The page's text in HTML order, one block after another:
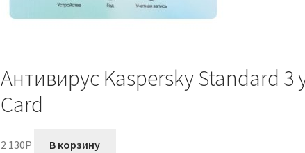
Антивирус Kaspersky Standard 3
Card
2 130P В корзину